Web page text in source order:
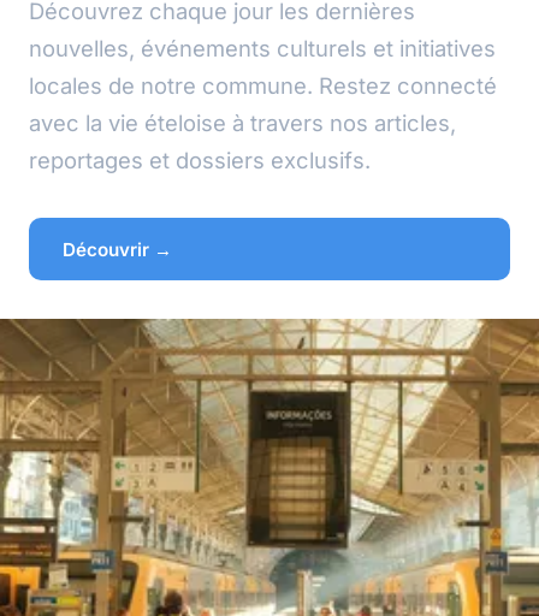
Découvrez chaque jour les dernières
nouvelles, événements culturels et initiatives
locales de notre commune. Restez connecté
avec la vie ételoise à travers nos articles,
reportages et dossiers exclusifs.
Découvrir →